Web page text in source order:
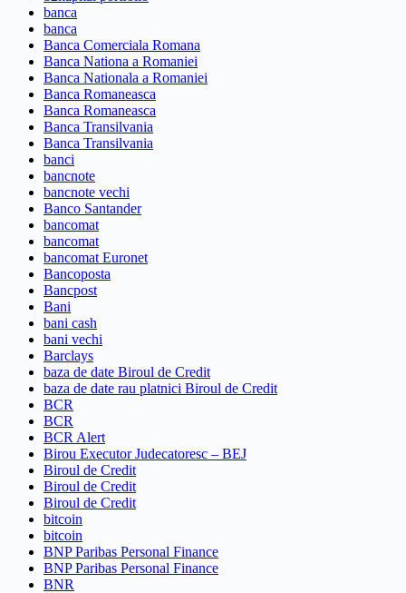
banca
banca
Banca Comerciala Romana
Banca Nationa a Romaniei
Banca Nationala a Romaniei
Banca Romaneasca
Banca Romaneasca
Banca Transilvania
Banca Transilvania
banci
bancnote
bancnote vechi
Banco Santander
bancomat
bancomat
bancomat Euronet
Bancoposta
Bancpost
Bani
bani cash
bani vechi
Barclays
baza de date Biroul de Credit
baza de date rau platnici Biroul de Credit
BCR
BCR
BCR Alert
Birou Executor Judecatoresc – BEJ
Biroul de Credit
Biroul de Credit
Biroul de Credit
bitcoin
bitcoin
BNP Paribas Personal Finance
BNP Paribas Personal Finance
BNR